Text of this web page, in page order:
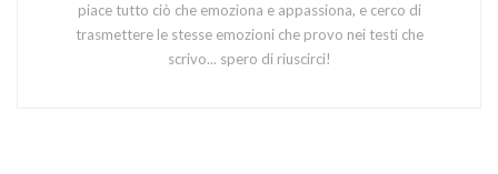
piace tutto ciò che emoziona e appassiona, e cerco di
trasmettere le stesse emozioni che provo nei testi che
scrivo... spero di riuscirci!